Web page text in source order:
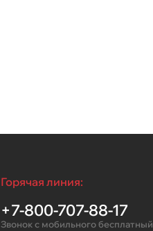
Горячая линия:
+7-800-707-88-17
Звонок с мобильного бесплатный